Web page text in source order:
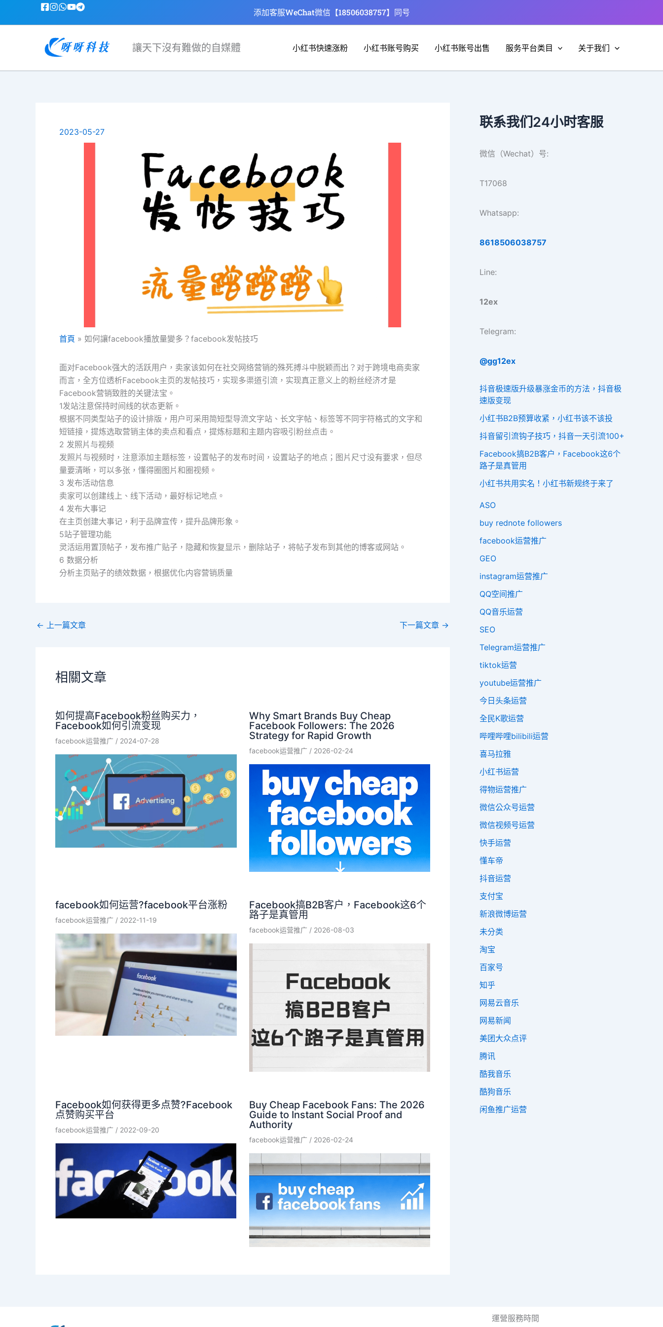
容
添加客服WeChat微信【18506038757】同号
讓天下沒有難做的自媒體 小红书快速涨粉 小红书账号购买 小红书账号出售 服务平台类目 关于我们
2023-05-27
首頁 如何讓facebook播放量變多？facebook发帖技巧
面对Facebook强大的活跃用户，卖家该如何在社交网络营销的殊死搏斗中脱颖而出？对于跨境电商卖家
而言，全方位透析Facebook主页的发帖技巧，实现多渠道引流，实现真正意义上的粉丝经济才是
Facebook营销致胜的关键法宝。
1发站注意保持时间线的状态更新。
根据不同类型站子的设计排版，用户可采用简短型导流文字站、长文字帖、标签等不同宇符格式的文字和
短链接，提炼选取营销主体的卖点和看点，提炼标题和主题内容吸引粉丝点击。
2 发照片与视频
发照片与视频时，注意添加主题标签，设置帖子的发布时间，设置站子的地点；图片尺寸没有要求，但尽
量要清晰，可以多张，懂得圈图片和圈视频。
3 发布活动信息
卖家可以创建线上、线下活动，最好标记地点。
4 发布大事记
在主页创建大事记，利于品牌宣传，提升品牌形象。
5站子管理功能
灵活运用置顶帖子，发布推广贴子，隐藏和恢复显示，删除站子，将帖子发布到其他的博客或网站。
6 数据分析
分析主页贴子的绩效数据，根据优化内容营销质量
← 上一篇文章 下一篇文章 →
相關文章
如何提高Facebook粉丝购买力，
Facebook如何引流变现
facebook运营推广 / 2024-07-28
Why Smart Brands Buy Cheap
Facebook Followers: The 2026
Strategy for Rapid Growth
facebook运营推广 / 2026-02-24
facebook如何运营?facebook平台涨粉
facebook运营推广 / 2022-11-19
Facebook搞B2B客户，Facebook这6个
路子是真管用
facebook运营推广 / 2026-08-03
Facebook如何获得更多点赞?Facebook
点赞购买平台
facebook运营推广 / 2022-09-20
Buy Cheap Facebook Fans: The 2026
Guide to Instant Social Proof and
Authority
facebook运营推广 / 2026-02-24
联系我们24小时客服
微信（Wechat）号:
T17068
Whatsapp:
8618506038757
Line:
12ex
Telegram:
@gg12ex
抖音极速版升级暴涨金币的方法，抖音极
速版变现
小红书B2B预算收紧，小红书该不该投
抖音留引流钩子技巧，抖音一天引流100+
Facebook搞B2B客户，Facebook这6个
路子是真管用
小红书共用实名！小红书新规终于来了
ASO
buy rednote followers
facebook运营推广
GEO
instagram运营推广
QQ空间推广
QQ音乐运营
SEO
Telegram运营推广
tiktok运营
youtube运营推广
今日头条运营
全民K歌运营
哔哩哔哩bilibili运营
喜马拉雅
小红书运营
得物运营推广
微信公众号运营
微信视频号运营
快手运营
懂车帝
抖音运营
支付宝
新浪微博运营
未分类
淘宝
百家号
知乎
网易云音乐
网易新闻
美团大众点评
腾讯
酷我音乐
酷狗音乐
闲鱼推广运营
運營服務時間